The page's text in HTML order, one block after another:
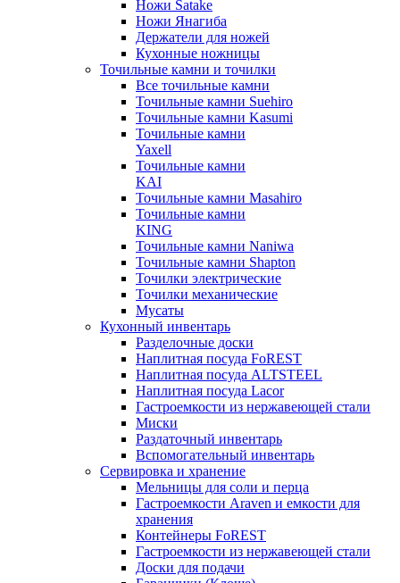
Ножи Satake
Ножи Янагиба
Держатели для ножей
Кухонные ножницы
Точильные камни и точилки
Все точильные камни
Точильные камни Suehiro
Точильные камни Kasumi
Точильные камни
Yaxell
Точильные камни
KAI
Точильные камни Masahiro
Точильные камни
KING
Точильные камни Naniwa
Точильные камни Shapton
Точилки электрические
Точилки механические
Мусаты
Кухонный инвентарь
Разделочные доски
Наплитная посуда FoREST
Наплитная посуда ALTSTEEL
Наплитная посуда Lacor
Гастроемкости из нержавеющей стали
Миски
Раздаточный инвентарь
Вспомогательный инвентарь
Сервировка и хранение
Мельницы для соли и перца
Гастроемкости Araven и емкости для
хранения
Контейнеры FoREST
Гастроемкости из нержавеющей стали
Доски для подачи